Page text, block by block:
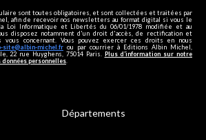
sont toutes obligatoires, et sont collectées et traitées par
afin de recevoir nos newsletters au format digital si vous le
Loi Informatique et Libertés du 06/01/1978 modifiée et au
disposez notamment d'un droit d'accès, de rectification et
vous concernant. Vous pouvez exercer ces droits en nous
site@albin-michel.fr ou par courrier à Editions Albin Michel,
22 rue Huyghens, 75014 Paris. Plus d’information sur notre
personnelles.
Départements